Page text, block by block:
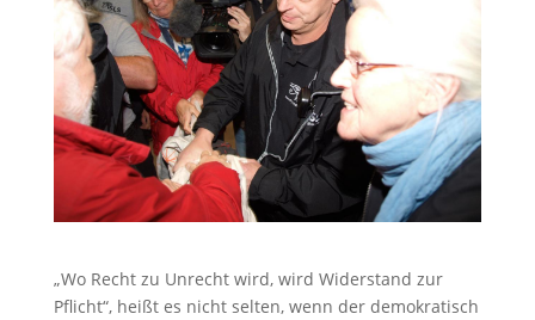
„Wo Recht zu Unrecht wird, wird Widerstand zur
Pflicht“, heißt es nicht selten, wenn der demokratisch